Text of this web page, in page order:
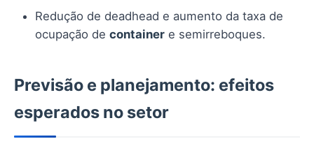
Redução de deadhead e aumento da taxa de
ocupação de container e semirreboques.
Previsão e planejamento: efeitos
esperados no setor